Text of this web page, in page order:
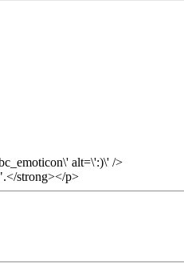
alt=\':)\' />
strong></p>